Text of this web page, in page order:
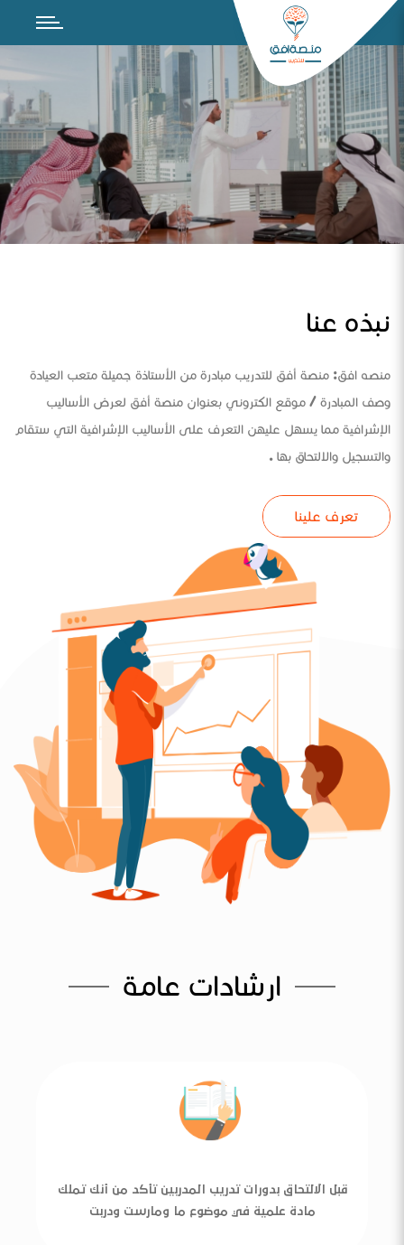
نبذه عنا
منصه افق: منصة أفق للتدريب مبادرة من الأستاذة جميلة متعب العيادة
وصف المبادرة / موقع الكتروني بعنوان منصة أفق لعرض الأساليب
الإشرافية مما يسهل عليهن التعرف على الأساليب الإشرافية التي ستقام
والتسجيل والالتحاق بها .
تعرف علينا
ارشادات عامة
قبل الالتحاق بدورات تدريب المدربين تأكد من أنك تملك
مادة علمية في موضوع ما ومارست ودربت